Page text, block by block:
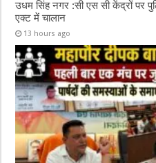
उधम सिंह नगर :सी एस सी केंद्रों पर
एक्ट में चालान
13 hours ago